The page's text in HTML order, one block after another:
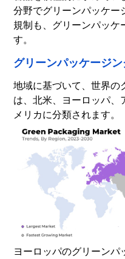
分野でグリーンパッケー
規制も、グリーンパッケ
す。
グリーンパッケージ
地域に基づいて、世界の
は、北米、ヨーロッパ、
メリカに分類されます。
ヨーロッパのグリーンパ